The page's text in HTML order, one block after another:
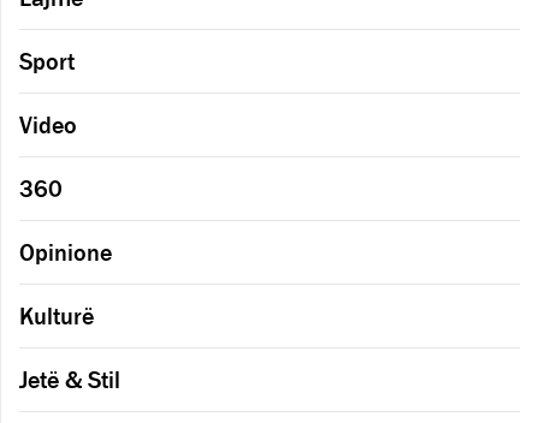
Sport
Video
360
Opinione
Kulturë
Jetë & Stil